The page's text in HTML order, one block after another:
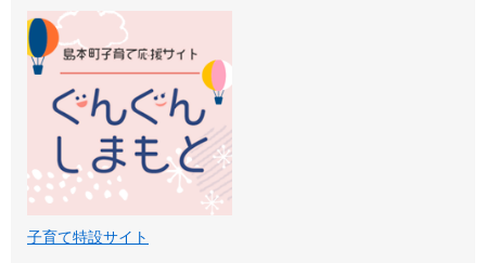
子育て特設サイト